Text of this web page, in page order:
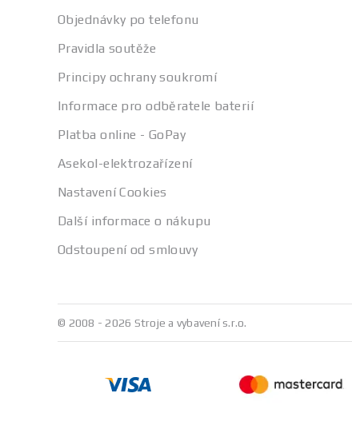
Objednávky po telefonu
Pravidla soutěže
Principy ochrany soukromí
Informace pro odběratele baterií
Platba online - GoPay
Asekol-elektrozařízení
Nastavení Cookies
Další informace o nákupu
Odstoupení od smlouvy
© 2008 - 2026 Stroje a vybavení s.r.o.